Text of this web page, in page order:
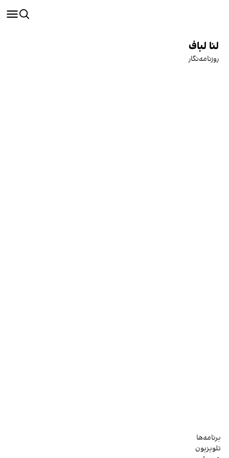
لنا لباف
روزنامه‌نگار
برنامه‌ها
تلویزیون